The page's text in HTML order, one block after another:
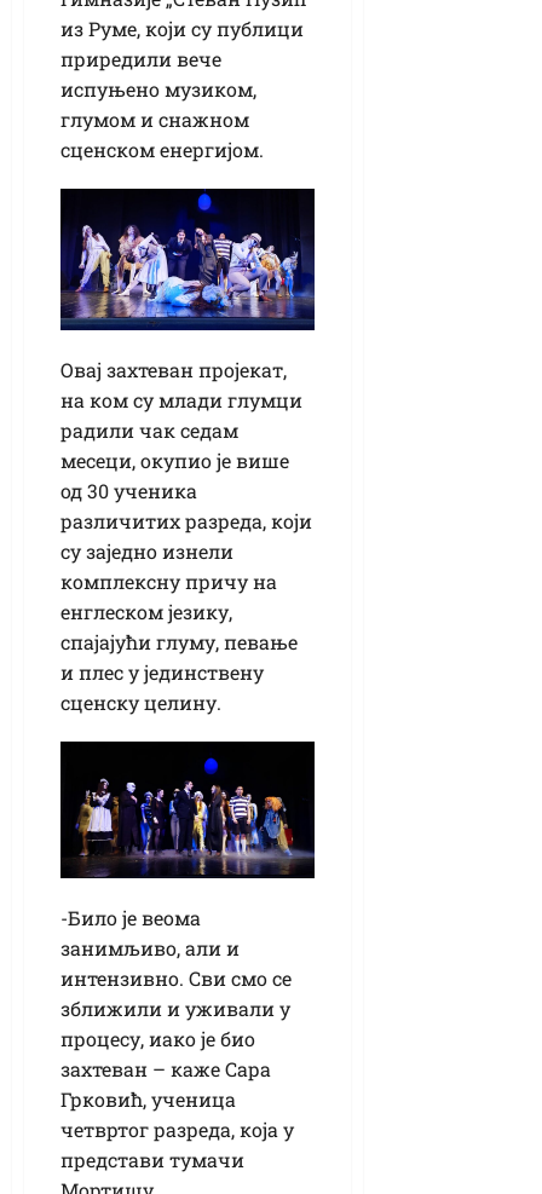
из Руме, који су публици
приредили вече
испуњено музиком,
глумом и снажном
сценском енергијом.
Овај захтеван пројекат,
на ком су млади глумци
радили чак седам
месеци, окупио је више
од 30 ученика
различитих разреда, који
су заједно изнели
комплексну причу на
енглеском језику,
спајајући глуму, певање
и плес у јединствену
сценску целину.
-Било је веома
занимљиво, али и
интензивно. Сви смо се
зближили и уживали у
процесу, иако је био
захтеван – каже Сара
Грковић, ученица
четвртог разреда, која у
представи тумачи